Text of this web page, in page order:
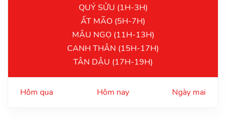
QUÝ SỬU (1H-3H)
ẤT MÃO (5H-7H)
MẬU NGỌ (11H-13H)
CANH THÂN (15H-17H)
TÂN DẬU (17H-19H)
Hôm qua Hôm nay Ngày mai